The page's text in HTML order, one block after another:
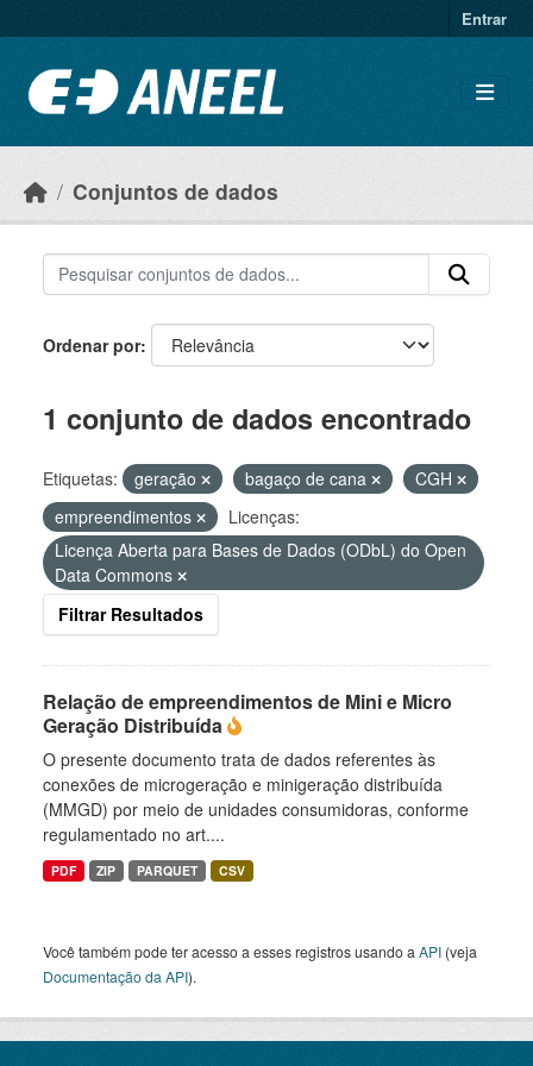
Entrar
Conjuntos de dados
Ordenar por
1 conjunto de dados encontrado
Etiquetas: geração bagaço de cana
CGH
empreendimentos
Licenças:
Licença Aberta para Bases de Dados (ODbL) do Open
Data Commons
Filtrar Resultados
Relação de empreendimentos de Mini e Micro
Geração Distribuída
O presente documento trata de dados referentes às
conexões de microgeração e minigeração distribuída
(MMGD) por meio de unidades consumidoras, conforme
regulamentado no art....
PDF ZIP PARQUET CSV
Você também pode ter acesso a esses registros usando a API (veja
Documentação da API).